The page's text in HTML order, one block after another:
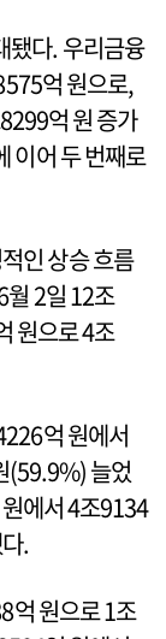
됐다. 우리금융
억 원으로,
억 원 증가
이어 두 번째로
인 상승 흐름
월 2일 12조
원으로 4조
억 원에서
(59.9%) 늘었
에서 4조9134
.
억 원으로 1조